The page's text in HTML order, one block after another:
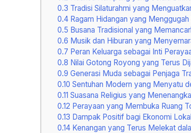
0.3 Tradisi Silaturahmi yang
0.4Ragam Hidangan yang Menggugah
0.5 Busana Tradisional yang
0.6 Musik dan Hiburan yang
0.7 Peran Keluarga sebagai Inti
0.8 Nilai Gotong Royong yang Terus
0.9 Generasi Muda sebagai Penjaga
0.10 Sentuhan Modern yang Menyatu
0.11 Suasana Religius yang
0.12 Perayaan yang Membuka Ruang
0.13 Dampak Positif bagi Ekonomi Lokal
0.14Kenangan yang Terus Melekat